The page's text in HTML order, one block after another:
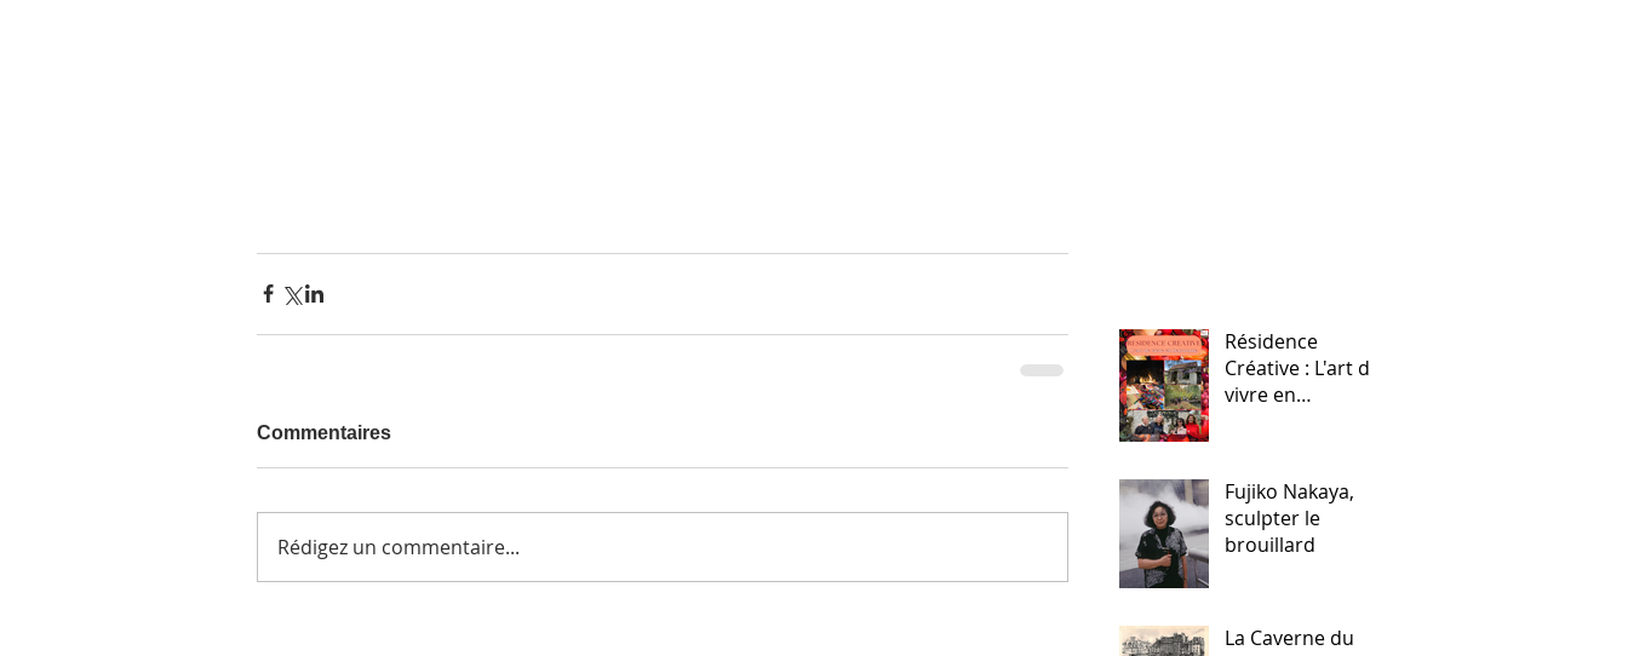
Commentaires
Rédigez un commentaire...
Résidence
Créative : L'art de
vivre en
Fujiko Nakaya,
sculpter le
brouillard
La Caverne du